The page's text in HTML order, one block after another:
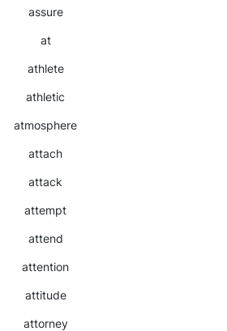
assure
at
athlete
athletic
atmosphere
attach
attack
attempt
attend
attention
attitude
attorney